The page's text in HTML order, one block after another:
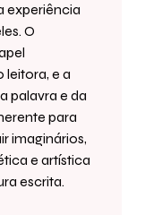
experiência
O
e a
palavra e da
para
imaginários,
e artística
escrita.